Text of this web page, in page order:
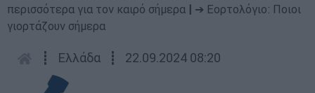
περισσότερα για τον καιρό σήμερα
➔ Εορτολόγιο: Ποιοι
γιορτάζουν σήμερα
┋ Ελλάδα ┋ 22.09.2024 08:20